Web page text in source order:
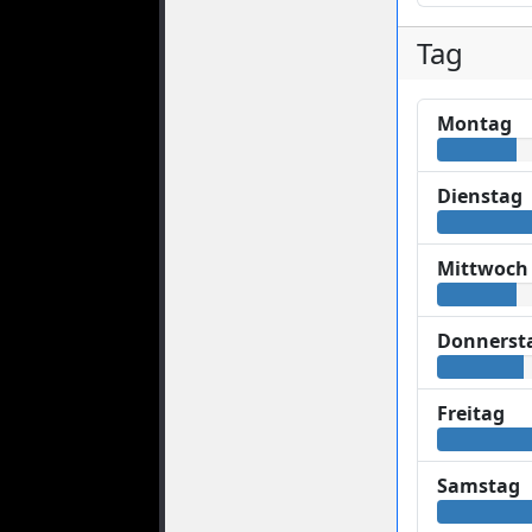
Tag
Montag
Dienstag
Mittwoch
Freitag
Samstag